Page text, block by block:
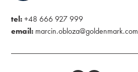
tel: +48 666 927 999
email: marcin.obloza@goldenmark.com